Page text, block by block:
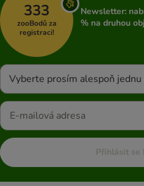
333
zooBodů za
registraci!
Newsletter:
% na druhou
Vyberte prosím alespoň
Přihlásit se